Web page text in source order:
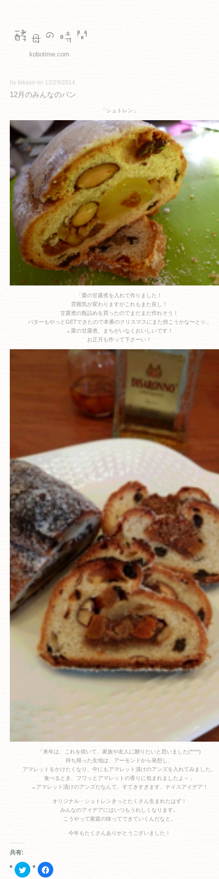
kobotime.com
12月のみんなのパン
by takayo on 12/29/2014
「シュトレン」
「栗の甘露煮を入れて作りました！
雰囲気が変わりますがこれもまた良し！
甘露煮の瓶詰めを買ったのでまだまだ作れそう！
バターもやっとGETできたので本番のクリスマスにまた焼こうかな〜と☆」
→栗の甘露煮、まちがいなくおいしいです！
お正月も作って下さーい！
「来年は、これを焼いて、家族や友人に贈りたいと思いました(*^^*)
持ち帰った生地は、アーモンドから発想し、
アマレットをかけたくなり、中にもアマレット漬けのアンズを入れてみました。
食べるとき、フワッとアマレットの香りに包まれましたよ～」
→アマレット漬けのアンズだなんて、すてきすぎます、ナイスアイデア！
オリジナル・シュトレンきっとたくさん生まれたはず！
みんなのアイデアにはいつもうれしくなります。
こうやって家庭の味ってできていくんだなと。
今年もたくさんありがとうございました！
共有:
ク
リ
Facebook
で